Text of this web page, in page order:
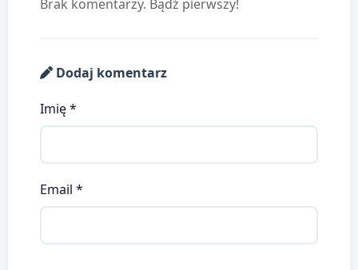
Brak komentarzy. Bądź pierwszy!
Dodaj komentarz
Imię *
Email *